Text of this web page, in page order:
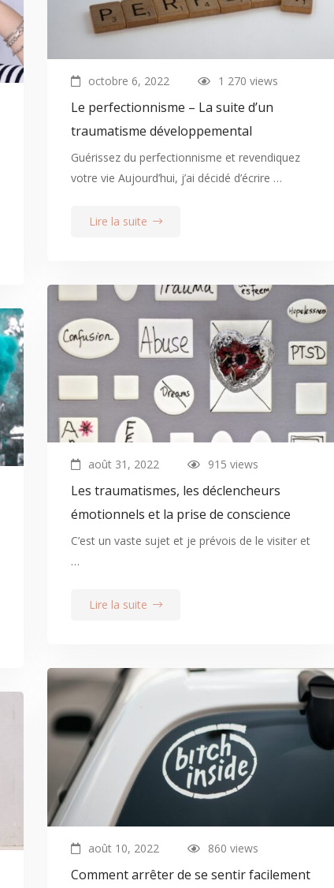
octobre 6, 2022 1 270 views
Le perfectionnisme – La suite d’un
traumatisme développemental
Guérissez du perfectionnisme et revendiquez
votre vie Aujourd’hui, j’ai décidé d’écrire …
Lire la suite
août 31, 2022 915 views
Les traumatismes, les déclencheurs
émotionnels et la prise de conscience
C’est un vaste sujet et je prévois de le visiter et
…
Lire la suite
août 10, 2022 860 views
Comment arrêter de se sentir facilement